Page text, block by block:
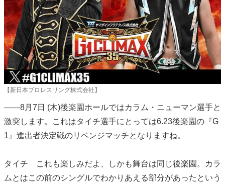
【新日本プロレスリング株式会社】
――8月7日 (木)後楽園ホールではカラム・ニューマン選手と
激突します。これはタイチ選手にとっては6.23後楽園の『G
1』進出者決定戦のリベンジマッチとなりますね。
タイチ これも楽しみだよ、しかも舞台は同じ後楽園。カラ
ムとはこの前のシングルでわかりあえる部分があったという